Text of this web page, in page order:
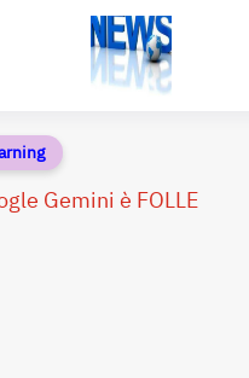
Gemini è FOLLE